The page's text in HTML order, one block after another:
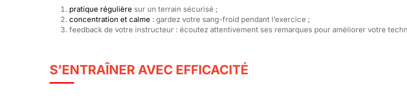
pratique régulière sur un terrain sécurisé ;
concentration et calme : gardez votre sang-froid pendant l’exercice ;
feedback de votre instructeur : écoutez attentivement ses remarques pour améliorer votre
S’ENTRAÎNER AVEC EFFICACITÉ